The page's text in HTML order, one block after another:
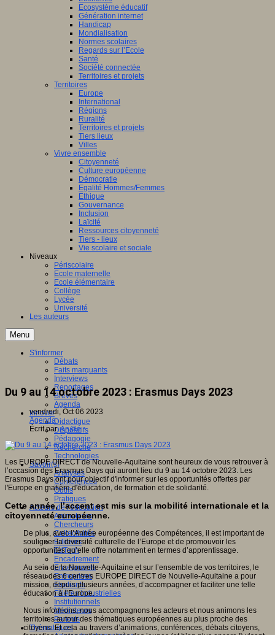
Ecosystème éducatif
Génération internet
Handicap
Mondialisation
Normes scolaires
Regards sur l’Ecole
Santé
Société connectée
Territoires et projets
Territoires
Europe
International
Régions
Ruralité
Territoires et projets
Tiers lieux
Villes
Vivre ensemble
Citoyenneté
Culture européenne
Démocratie
Egalité Hommes/Femmes
Ethique
Gouvernance
Inclusion
Laïcité
Ressources citoyenneté
Tiers - lieux
Vie scolaire et sociale
Niveaux
Périscolaire
Ecole maternelle
Ecole élémentaire
Collège
Lycée
Université
Les auteurs
Menu
S'informer
Débats
Faits marquants
Interviews
Reportages
Brèves
Agenda
Innover
Didactique
Dispositifs
Pédagogie
Recherche
Technologies
Savoir(s)
Analyses
Conférences
Outils
Pratiques
Acteurs de l'éducation
Animateurs
Chercheurs
Collectivités
Editeurs
EdTech
Encadrement
Enseignants
Entreprises
Etudiants
Filières industrielles
Institutionnels
Médiateurs
Parents
Thématiques
Du 9 au 14 octobre 2023 : Erasmus Days 2023
vendredi, Oct 06 2023
Agenda
Écrit parAn@é
Les EUROPE DIRECT de Nouvelle-Aquitaine sont heureux de vous retrouver à
l’occasion des Erasmus Days qui auront lieu du 9 au 14 octobre 2023. Les
Erasmus Days ont pour objectif d'informer sur les opportunités offertes par
l'Europe en matière d'éducation, de formation et de solidarité.
Cette année, l’accent est mis sur la mobilité internationale et la
citoyenneté européenne.
De plus, avec l’Année européenne des Compétences, il est important de
souligner la diversité culturelle de l’Europe et de promouvoir les
opportunités qu’elle offre notamment en termes d’apprentissage.
Au sein de la Nouvelle-Aquitaine et sur l’ensemble de vos territoires, le
réseau des 6 centres EUROPE DIRECT de Nouvelle-Aquitaine a pour
mission, depuis plusieurs années, d’accompagner et faciliter une telle
éducation à l’Europe.
Nous informons, nous accompagnons les acteurs et nous animons les
territoires autour des thématiques européennes au plus proche des
citoyens. Et cela au travers d’animations, conférences, débats citoyens,